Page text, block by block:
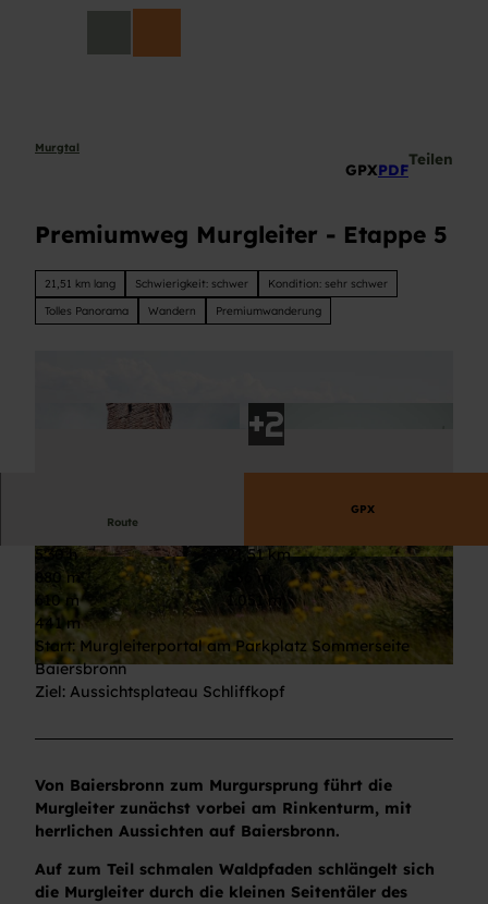
Murgtal
GPXPDF
Teilen
Premiumweg Murgleiter - Etappe 5
21,51 km lang Schwierigkeit: schwer
Kondition: sehr schwer
Tolles Panorama
Wandern Premiumwanderung
© Ulrike Klumpp, Nationalparkregion Schwarzwald - Baiersbronn
© Stefan Kuhn Photography, Nationalparkregio
n Schwarzwald - Baiersbronn
© Max Günter, Nationalparkregion Schwarzwal
d - Baiersbronn |
CC-BY-ND
Route
GPX
5:30 h
21,51 km
880 m
556 m
610 m
1.051 m
441 m
Start: Murgleiterportal am Parkplatz Sommerseite
Baiersbronn
Ziel: Aussichtsplateau Schliffkopf
Von Baiersbronn zum Murgursprung führt die
Murgleiter zunächst vorbei am Rinkenturm, mit
herrlichen Aussichten auf Baiersbronn.
Auf zum Teil schmalen Waldpfaden schlängelt sich
die Murgleiter durch die kleinen Seitentäler des